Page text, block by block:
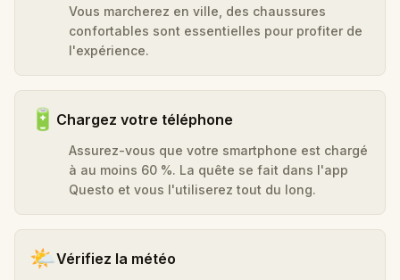
Vous marcherez en ville, des chaussures
confortables sont essentielles pour profiter de
l'expérience.
🔋 Chargez votre téléphone
Assurez-vous que votre smartphone est chargé
à au moins 60 %. La quête se fait dans l'app
Questo et vous l'utiliserez tout du long.
🌤️Vérifiez la météo